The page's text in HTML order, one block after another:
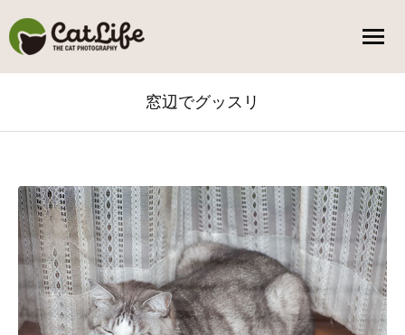
窓辺でグッスリ